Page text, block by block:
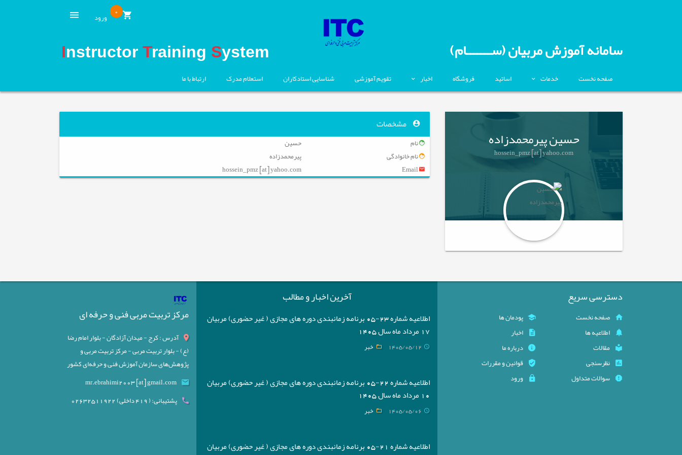
0 ورود
سامانه آموزش مربیان (ســـــــام) Instructor Training System
صفحه نخست خدمات اساتید فروشگاه اخبار تقویم آموزشی شناسایی استادکاران استعلام مدرک ارتباط با ما
حسین پیرمحمدزاده
hossein_pmz [at] yahoo.com
مشخصات
نام
حسین
نام خانوادگی
پیرمحمدزاده
hossein_pmz [at] yahoo.com
دسترسی سریع
صفحه نخست
پودمان ها
اطلاعیه ها
اخبار
مقالات
درباره ما
نظرسنجی
قوانین و مقررات
سوالات متداول
ورود
آخرین اخبار و مطالب
اطلاعیه شماره 23-05 برنامه زمانبندی دوره های مجازی ( غیر حضوری) مربیان
17 مرداد ماه سال 1405
1405/05/12 خبر
اطلاعیه شماره 22-05 برنامه زمانبندی دوره های مجازی ( غیر حضوری) مربیان
10 مرداد ماه سال 1405
1405/05/06 خبر
اطلاعیه شماره 21-05 برنامه زمانبندی دوره های مجازی ( غیر حضوری) مربیان
مرکز تربیت مربی فنی و حرفه ای
آدرس : کرج - میدان آزادگان - بلوار امام رضا
(ع) - بلوار تربیت مربی - مرکز تربیت مربی و
پژوهش‌های سازمان آموزش فنی و حرفه‌ای کشور
mr.ebrahimi2003 [at] gmail.com
پشتیبانی: ( 419 داخلی) 02632511922